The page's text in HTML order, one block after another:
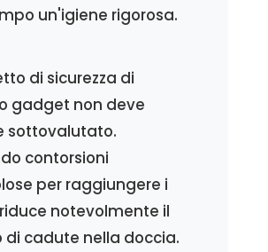
un'igiene rigorosa.
di sicurezza di
gadget non deve
sottovalutato.
contorsioni
per raggiungere i
notevolmente il
di cadute nella doccia.